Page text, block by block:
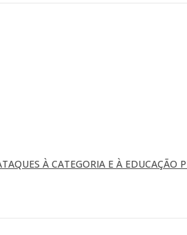
À CATEGORIA E À EDUCAÇÃO